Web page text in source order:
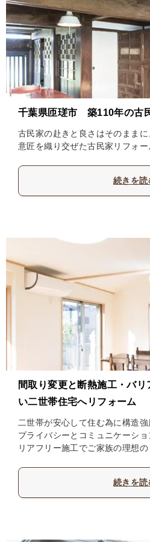
千葉県匝瑳市 築110年の古
古民家の赴きと良さはそのまま
意匠を織り交ぜた古民家リフォー
続きを読
間取り変更と断熱施工・バ
い二世帯住宅へリフォーム
二世帯が安心して住む為に構造強
プライバシーとコミュニケーシ
リアフリー施工でご家族の理想の
続きを読